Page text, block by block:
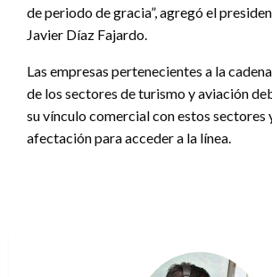
de periodo de gracia”, agregó el
Javier Díaz Fajardo.
Las empresas pertenecientes a la
de los sectores de turismo y aviación
su vínculo comercial con estos sectores
afectación para acceder a la línea.